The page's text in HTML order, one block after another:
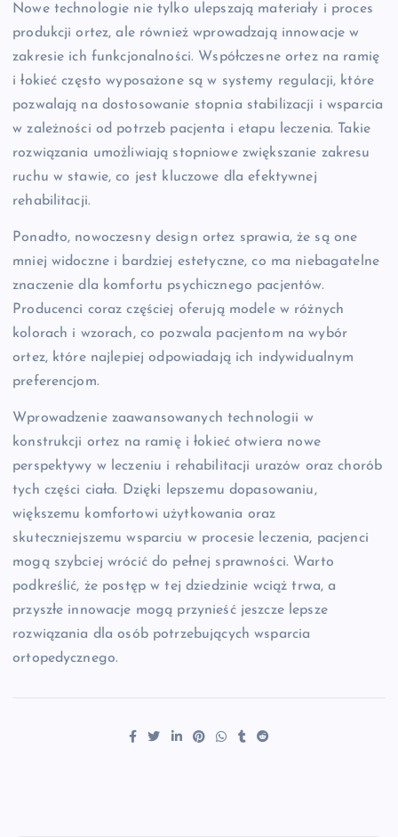
Nowe technologie nie tylko ulepszają materiały i proces
produkcji ortez, ale również wprowadzają innowacje w
zakresie ich funkcjonalności. Współczesne ortez na ramię
i łokieć często wyposażone są w systemy regulacji, które
pozwalają na dostosowanie stopnia stabilizacji i wsparcia
w zależności od potrzeb pacjenta i etapu leczenia. Takie
rozwiązania umożliwiają stopniowe zwiększanie zakresu
ruchu w stawie, co jest kluczowe dla efektywnej
rehabilitacji.
Ponadto, nowoczesny design ortez sprawia, że są one
mniej widoczne i bardziej estetyczne, co ma niebagatelne
znaczenie dla komfortu psychicznego pacjentów.
Producenci coraz częściej oferują modele w różnych
kolorach i wzorach, co pozwala pacjentom na wybór
ortez, które najlepiej odpowiadają ich indywidualnym
preferencjom.
Wprowadzenie zaawansowanych technologii w
konstrukcji ortez na ramię i łokieć otwiera nowe
perspektywy w leczeniu i rehabilitacji urazów oraz chorób
tych części ciała. Dzięki lepszemu dopasowaniu,
większemu komfortowi użytkowania oraz
skuteczniejszemu wsparciu w procesie leczenia, pacjenci
mogą szybciej wrócić do pełnej sprawności. Warto
podkreślić, że postęp w tej dziedzinie wciąż trwa, a
przyszłe innowacje mogą przynieść jeszcze lepsze
rozwiązania dla osób potrzebujących wsparcia
ortopedycznego.